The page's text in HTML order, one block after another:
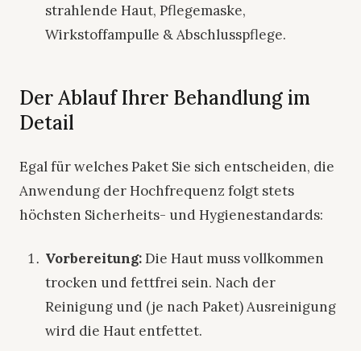
strahlende Haut, Pflegemaske,
Wirkstoffampulle & Abschlusspflege.
Der Ablauf Ihrer Behandlung im
Detail
Egal für welches Paket Sie sich entscheiden, die
Anwendung der Hochfrequenz folgt stets
höchsten Sicherheits- und Hygienestandards:
Vorbereitung:Die Haut muss vollkommen
trocken und fettfrei sein. Nach der
Reinigung und (je nach Paket) Ausreinigung
wird die Haut entfettet.